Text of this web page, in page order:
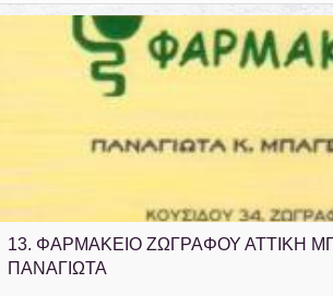
13. ΦΑΡΜΑΚΕΙΟ ΖΩΓΡΑΦΟΥ ΑΤΤΙΚΗ
ΠΑΝΑΓΙΩΤΑ